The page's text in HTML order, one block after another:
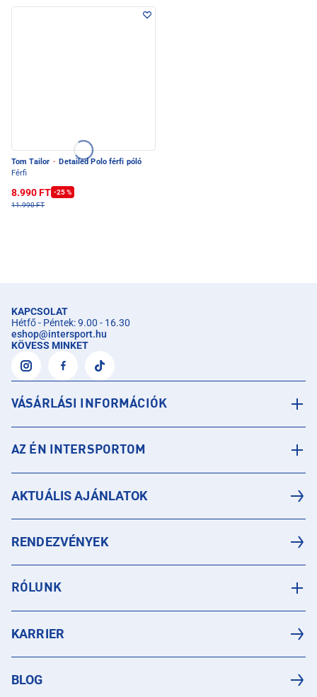
Tom Tailor · Detailed Polo férfi póló
Férfi
8.990 FT -25 %
11.990 FT
KAPCSOLAT
Hétfő - Péntek: 9.00 - 16.30
eshop@intersport.hu
KÖVESS MINKET
VÁSÁRLÁSI INFORMÁCIÓK
AZ ÉN INTERSPORTOM
AKTUÁLIS AJÁNLATOK
RENDEZVÉNYEK
RÓLUNK
KARRIER
BLOG